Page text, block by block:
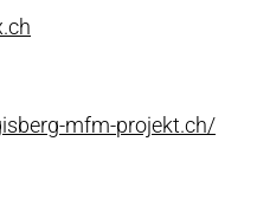
mfm-projekt.ch/